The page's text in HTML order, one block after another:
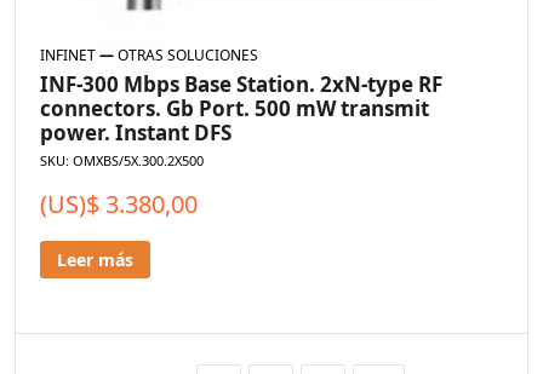
INFINET—OTRAS SOLUCIONES
INF-300 Mbps Base Station. 2xN-type RF
connectors. Gb Port. 500 mW transmit
power. Instant DFS
SKU: OMXBS/5X.300.2X500
(US)$ 3.380,00
Leer más